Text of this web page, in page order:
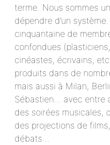
terme. Nous sommes
dépendre d’un
cinquantaine de
confondues
cinéastes, écrivains,
produits dans de
mais aussi à Milan,
Sébastien… avec entre
des soirées musicales,
des projections de
débats…